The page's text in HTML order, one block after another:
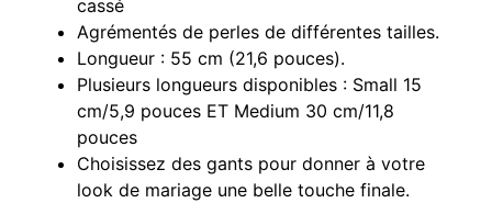
cassé
Agrémentés de perles de différentes tailles.
Longueur : 55 cm (21,6 pouces).
Plusieurs longueurs disponibles : Small 15
cm/5,9 pouces ET Medium 30 cm/11,8
pouces
Choisissez des gants pour donner à votre
look de mariage une belle touche finale.